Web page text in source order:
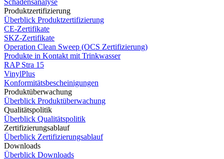
Produktzertifizierung
Überblick Produktzertifizierung
CE-Zertifikate
SKZ-Zertifikate
Operation Clean Sweep (OCS Zertifizierung)
Produkte in Kontakt mit Trinkwasser
RAP Stra 15
VinylPlus
Konformitätsbescheinigungen
Produktüberwachung
Überblick Produktüberwachung
Qualitätspolitik
Überblick Qualitätspolitik
Zertifizierungsablauf
Überblick Zertifizierungsablauf
Downloads
Überblick Downloads